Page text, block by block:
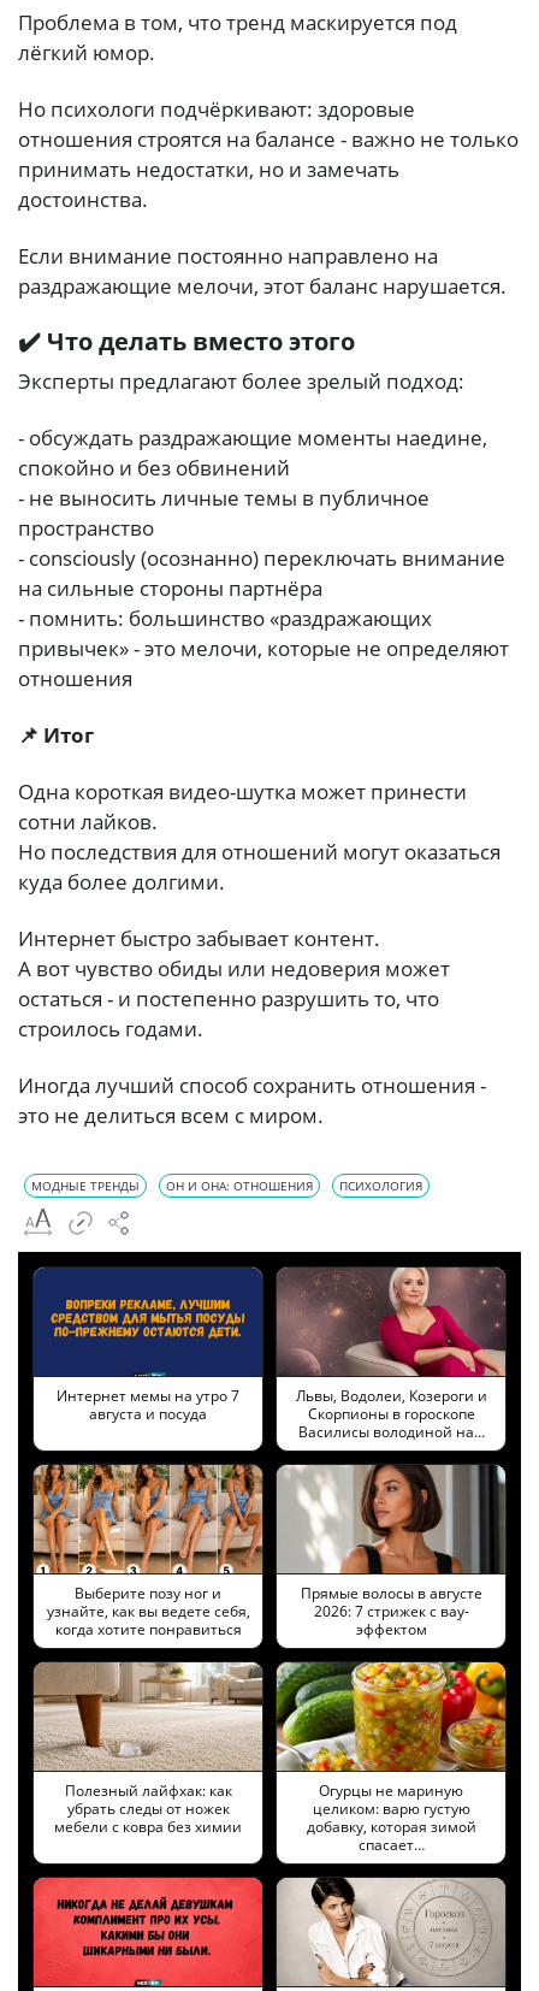
Проблема в том, что тренд маскируется под
лёгкий юмор.
Но психологи подчёркивают: здоровые
отношения строятся на балансе - важно не только
принимать недостатки, но и замечать
достоинства.
Если внимание постоянно направлено на
раздражающие мелочи, этот баланс нарушается.
✔️ Что делать вместо этого
Эксперты предлагают более зрелый подход:
- обсуждать раздражающие моменты наедине,
спокойно и без обвинений
- не выносить личные темы в публичное
пространство
- consciously (осознанно) переключать внимание
на сильные стороны партнёра
- помнить: большинство «раздражающих
привычек» - это мелочи, которые не определяют
отношения
📌 Итог
Одна короткая видео-шутка может принести
сотни лайков.
Но последствия для отношений могут оказаться
куда более долгими.
Интернет быстро забывает контент.
А вот чувство обиды или недоверия может
остаться - и постепенно разрушить то, что
строилось годами.
Иногда лучший способ сохранить отношения -
это не делиться всем с миром.
МОДНЫЕ ТРЕНДЫ ОН И ОНА: ОТНОШЕНИЯ ПСИХОЛОГИЯ
Интернет мемы на утро 7
августа и посуда
Львы, Водолеи, Козероги и
Скорпионы в гороскопе
Василисы володиной на…
Выберите позу ног и
узнайте, как вы ведете себя,
когда хотите понравиться
Прямые волосы в августе
2026: 7 стрижек с вау-
эффектом
Полезный лайфхак: как
убрать следы от ножек
мебели с ковра без химии
Огурцы не мариную
целиком: варю густую
добавку, которая зимой
спасает…